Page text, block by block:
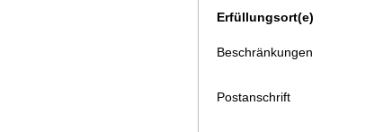
Erfüllungsort(e)
Beschränkungen
Postanschrift